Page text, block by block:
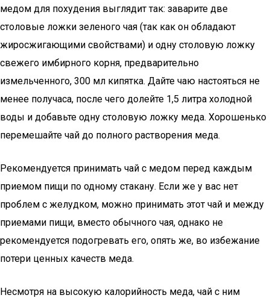
медом для похудения выглядит так: заварите две
столовые ложки зеленого чая (так как он обладают
жиросжигающими свойствами) и одну столовую ложку
свежего имбирного корня, предварительно
измельченного, 300 мл кипятка. Дайте чаю настояться не
менее получаса, после чего долейте 1,5 литра холодной
воды и добавьте одну столовую ложку меда. Хорошенько
перемешайте чай до полного растворения меда.
Рекомендуется принимать чай с медом перед каждым
приемом пищи по одному стакану. Если же у вас нет
проблем с желудком, можно принимать этот чай и между
приемами пищи, вместо обычного чая, однако не
рекомендуется подогревать его, опять же, во избежание
потери ценных качеств меда.
Несмотря на высокую калорийность меда, чай с ним